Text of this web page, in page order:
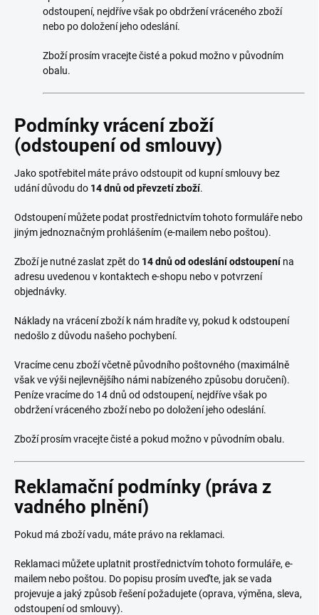
odstoupení, nejdříve však po obdržení vráceného zboží
nebo po doložení jeho odeslání.
Zboží prosím vracejte čisté a pokud možno v původním
obalu.
Podmínky vrácení zboží
(odstoupení od smlouvy)
Jako spotřebitel máte právo odstoupit od kupní smlouvy bez
udání důvodu do 14 dnů od převzetí zboží.
Odstoupení můžete podat prostřednictvím tohoto formuláře nebo
jiným jednoznačným prohlášením (e-mailem nebo poštou).
Zboží je nutné zaslat zpět do 14 dnů od odeslání odstoupení na
adresu uvedenou v kontaktech e-shopu nebo v potvrzení
objednávky.
Náklady na vrácení zboží k nám hradíte vy, pokud k odstoupení
nedošlo z důvodu našeho pochybení.
Vracíme cenu zboží včetně původního poštovného (maximálně
však ve výši nejlevnějšího námi nabízeného způsobu doručení).
Peníze vracíme do 14 dnů od odstoupení, nejdříve však po
obdržení vráceného zboží nebo po doložení jeho odeslání.
Zboží prosím vracejte čisté a pokud možno v původním obalu.
Reklamační podmínky (práva z
vadného plnění)
Pokud má zboží vadu, máte právo na reklamaci.
Reklamaci můžete uplatnit prostřednictvím tohoto formuláře, e-
mailem nebo poštou. Do popisu prosím uveďte, jak se vada
projevuje a jaký způsob řešení požadujete (oprava, výměna, sleva,
odstoupení od smlouvy).